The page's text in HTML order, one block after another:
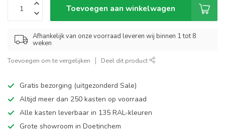
Toevoegen aan winkelwagen
Afhankelijk van onze voorraad leveren wij binnen 1 tot 8
weken
Toevoegen om te vergelijken Deel dit product
Gratis bezorging (uitgezonderd Sale)
Altijd meer dan 250 kasten op voorraad
Alle kasten leverbaar in 135 RAL-kleuren
Grote showroom in Doetinchem